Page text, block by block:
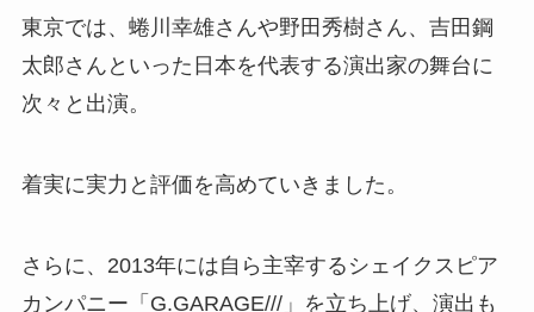
東京では、蜷川幸雄さんや野田秀樹さん、吉田鋼
太郎さんといった日本を代表する演出家の舞台に
次々と出演。
着実に実力と評価を高めていきました。
さらに、2013年には自ら主宰するシェイクスピア
カンパニー「G.GARAGE///」を立ち上げ、演出も